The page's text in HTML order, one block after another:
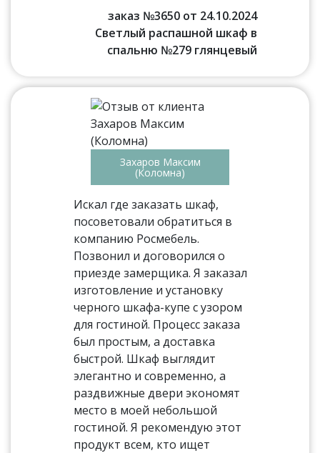
заказ №3650 от 24.10.2024
Светлый распашной шкаф в
спальню №279 глянцевый
Захаров Максим
(Коломна)
Искал где заказать шкаф,
посоветовали обратиться в
компанию Росмебель.
Позвонил и договорился о
приезде замерщика. Я заказал
изготовление и установку
черного шкафа-купе с узором
для гостиной. Процесс заказа
был простым, а доставка
быстрой. Шкаф выглядит
элегантно и современно, а
раздвижные двери экономят
место в моей небольшой
гостиной. Я рекомендую этот
продукт всем, кто ищет